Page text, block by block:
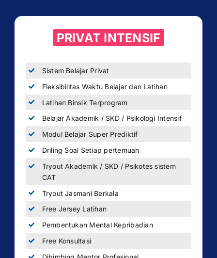
PRIVAT INTENSIF
Sistem Belajar Privat
Fleksibilitas Waktu Belajar dan Latihan
Latihan Binsik Terprogram
Belajar Akademik / SKD / Psikologi Intensif
Modul Belajar Super Prediktif
Driling Soal Setiap pertemuan
Tryout Akademik / SKD / Psikotes sistem
CAT
Tryout Jasmani Berkala
Free Jersey Latihan
Pembentukan Mental Kepribadian
Free Konsultasi